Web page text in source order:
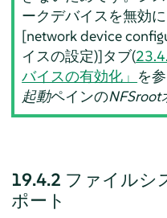
ークデバイスを無効
[network device
イスの設定)]タブ(
バイスの有効化」 を
起動ペインのNFSroot
19.4.2 ファイルシ
ポート